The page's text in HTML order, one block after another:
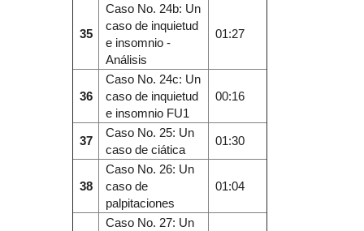
35
Caso No. 24b: Un
caso de inquietud
e insomnio -
Análisis
01:27
36
Caso No. 24c: Un
caso de inquietud
e insomnio FU1
00:16
37
Caso No. 25: Un
caso de ciática
01:30
38
Caso No. 26: Un
caso de
palpitaciones
01:04
Caso No. 27: Un